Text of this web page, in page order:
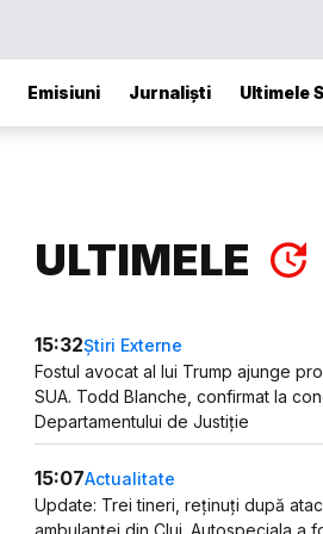
Emisiuni Jurnaliști Ultimele
ULTIMELE
15:32Știri Externe
Fostul avocat al lui Trump ajunge
SUA. Todd Blanche, confirmat la
Departamentului de Justiție
15:07Actualitate
Update: Trei tineri, reținuți după
ambulanței din Cluj. Autospeciala a